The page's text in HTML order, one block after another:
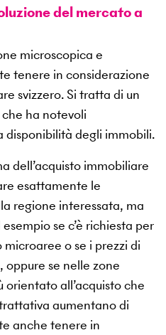
del mercato a
microscopica e
tenere in considerazione
svizzero. Si tratta di un
ha notevoli
disponibilità degli immobili.
dell’acquisto immobiliare
esattamente le
regione interessata, ma
se c’è richiesta per
o se i prezzi di
se nelle zone
all’acquisto che
aumentano di
anche tenere in